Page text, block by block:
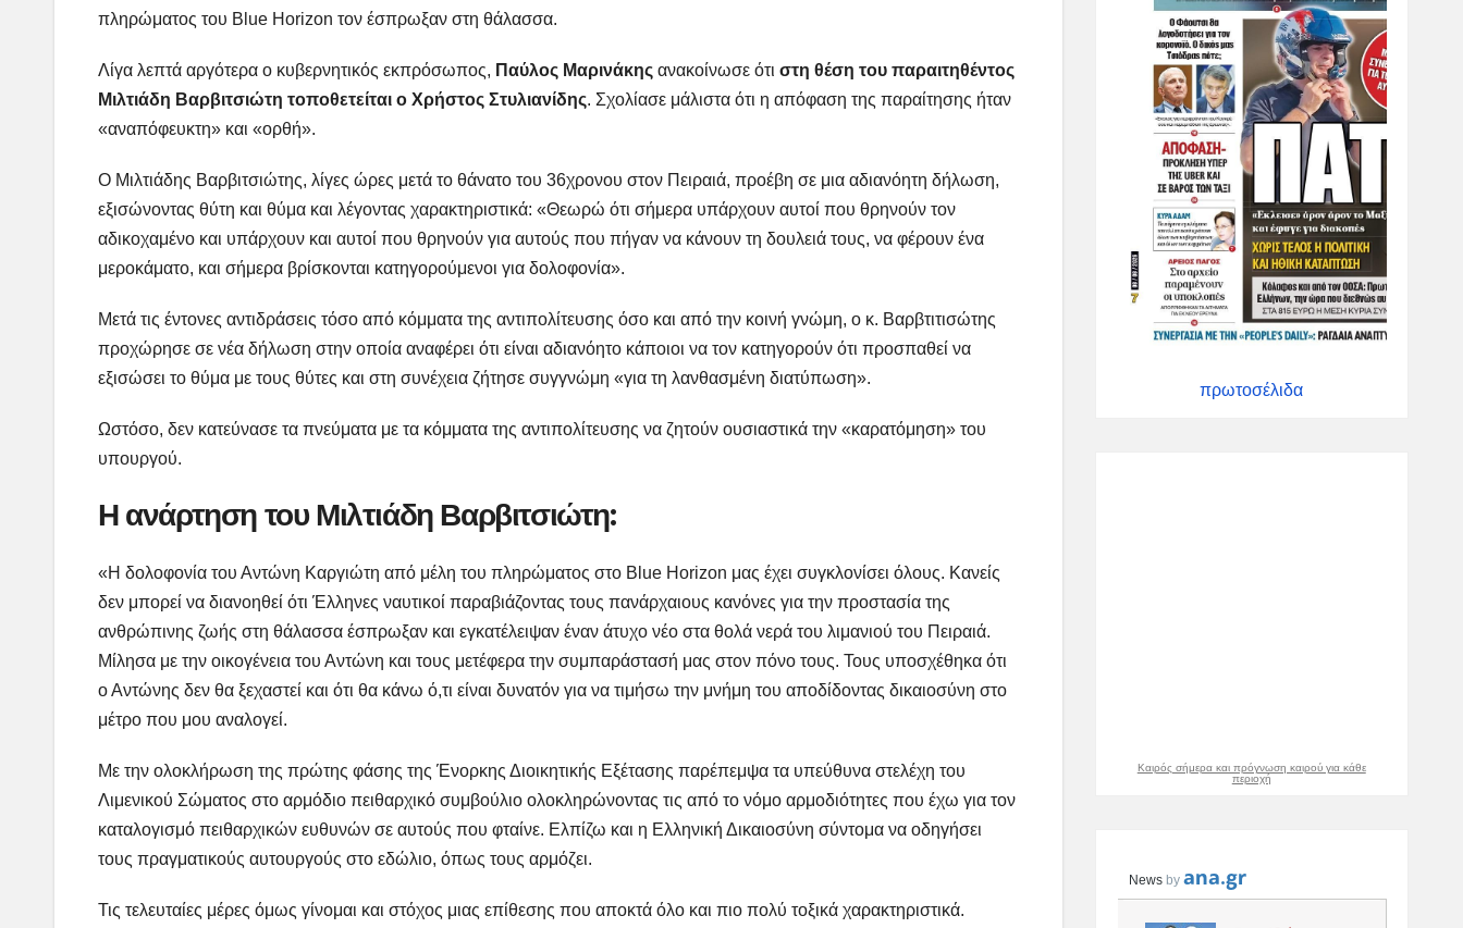
πληρώματος του Blue Horizon τον έσπρωξαν στη θάλασσα.
Λίγα λεπτά αργότερα ο κυβερνητικός εκπρόσωπος, Παύλος Μαρινάκης ανακοίνωσε ότι στη θέση του παραιτηθέντος
Μιλτιάδη Βαρβιτσιώτη τοποθετείται ο Χρήστος Στυλιανίδης. Σχολίασε μάλιστα ότι η απόφαση της παραίτησης ήταν
«αναπόφευκτη» και «ορθή».
Ο Μιλτιάδης Βαρβιτσιώτης, λίγες ώρες μετά το θάνατο του 36χρονου στον Πειραιά, προέβη σε μια αδιανόητη δήλωση,
εξισώνοντας θύτη και θύμα και λέγοντας χαρακτηριστικά: «Θεωρώ ότι σήμερα υπάρχουν αυτοί που θρηνούν τον
αδικοχαμένο και υπάρχουν και αυτοί που θρηνούν για αυτούς που πήγαν να κάνουν τη δουλειά τους, να φέρουν ένα
μεροκάματο, και σήμερα βρίσκονται κατηγορούμενοι για δολοφονία».
Μετά τις έντονες αντιδράσεις τόσο από κόμματα της αντιπολίτευσης όσο και από την κοινή γνώμη, ο κ. Βαρβτιτισώτης
προχώρησε σε νέα δήλωση στην οποία αναφέρει ότι είναι αδιανόητο κάποιοι να τον κατηγορούν ότι προσπαθεί να
εξισώσει το θύμα με τους θύτες και στη συνέχεια ζήτησε συγγνώμη «για τη λανθασμένη διατύπωση».
Ωστόσο, δεν κατεύνασε τα πνεύματα με τα κόμματα της αντιπολίτευσης να ζητούν ουσιαστικά την «καρατόμηση» του
υπουργού.
Η ανάρτηση του Μιλτιάδη Βαρβιτσιώτη:
«Η δολοφονία του Αντώνη Καργιώτη από μέλη του πληρώματος στο Blue Horizon μας έχει συγκλονίσει όλους. Κανείς
δεν μπορεί να διανοηθεί ότι Έλληνες ναυτικοί παραβιάζοντας τους πανάρχαιους κανόνες για την προστασία της
ανθρώπινης ζωής στη θάλασσα έσπρωξαν και εγκατέλειψαν έναν άτυχο νέο στα θολά νερά του λιμανιού του Πειραιά.
Μίλησα με την οικογένεια του Αντώνη και τους μετέφερα την συμπαράστασή μας στον πόνο τους. Τους υποσχέθηκα ότι
ο Αντώνης δεν θα ξεχαστεί και ότι θα κάνω ό,τι είναι δυνατόν για να τιμήσω την μνήμη του αποδίδοντας δικαιοσύνη στο
μέτρο που μου αναλογεί.
Με την ολοκλήρωση της πρώτης φάσης της Ένορκης Διοικητικής Εξέτασης παρέπεμψα τα υπεύθυνα στελέχη του
Λιμενικού Σώματος στο αρμόδιο πειθαρχικό συμβούλιο ολοκληρώνοντας τις από το νόμο αρμοδιότητες που έχω για τον
καταλογισμό πειθαρχικών ευθυνών σε αυτούς που φταίνε. Ελπίζω και η Ελληνική Δικαιοσύνη σύντομα να οδηγήσει
τους πραγματικούς αυτουργούς στο εδώλιο, όπως τους αρμόζει.
Τις τελευταίες μέρες όμως γίνομαι και στόχος μιας επίθεσης που αποκτά όλο και πιο πολύ τοξικά χαρακτηριστικά.
πρωτοσέλιδα
Καιρός σήμερα και πρόγνωση καιρού για κάθε
περιοχή